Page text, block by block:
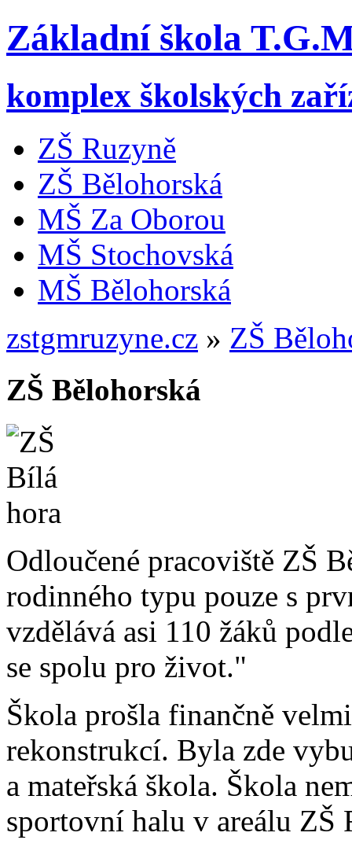
Základní škola
komplex školských
ZŠ Ruzyně
ZŠ Bělohorská
MŠ Za Oborou
MŠ Stochovská
MŠ Bělohorská
zstgmruzyne.cz » ZŠ
ZŠ Bělohorská
Odloučené pracoviště ZŠ
rodinného typu pouze s
vzdělává asi 110 žáků
se spolu pro život."
Škola prošla finančně
rekonstrukcí. Byla zde
a mateřská škola. Škola
sportovní halu v areálu ZŠ